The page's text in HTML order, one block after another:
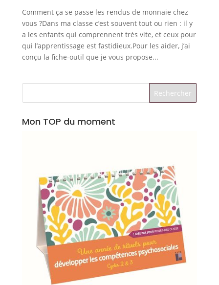
Comment ça se passe les rendus de monnaie chez
vous ?Dans ma classe c’est souvent tout ou rien : il y
a les enfants qui comprennent très vite, et ceux pour
qui l’apprentissage est fastidieux.Pour les aider, j’ai
conçu la fiche-outil que je vous propose...
Mon TOP du moment